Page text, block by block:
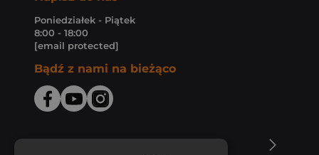
Poniedziałek - Piątek
8:00 - 18:00
[email protected]
Bądź z nami na bieżąco